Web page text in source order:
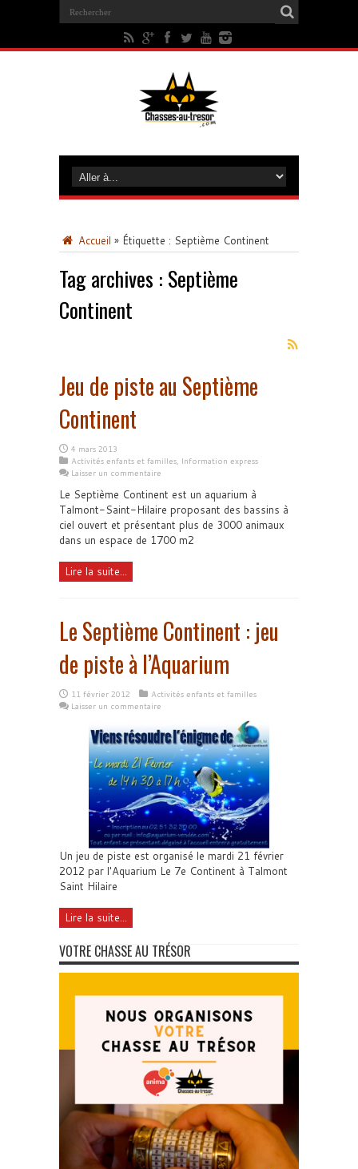
Accueil » Étiquette : Septième Continent
Tag archives : Septième
Continent
Jeu de piste au Septième
Continent
4 mars 2013
Activités enfants et familles, Information express
Laisser un commentaire
Le Septième Continent est un aquarium à
Talmont-Saint-Hilaire proposant des bassins à
ciel ouvert et présentant plus de 3000 animaux
dans un espace de 1700 m2
Lire la suite...
Le Septième Continent : jeu
de piste à l’Aquarium
11 février 2012
Activités enfants et familles
Laisser un commentaire
Un jeu de piste est organisé le mardi 21 février
2012 par l'Aquarium Le 7e Continent à Talmont
Saint Hilaire
Lire la suite...
VOTRE CHASSE AU TRÉSOR